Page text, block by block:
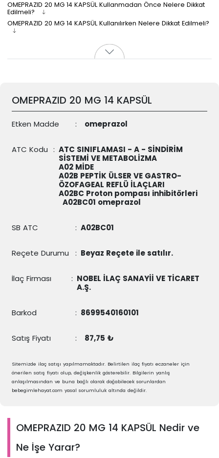
OMEPRAZID 20 MG 14 KAPSÜL Kullanmadan Önce Nelere Dikkat
Edilmeli?
OMEPRAZID 20 MG 14 KAPSÜL Kullanılırken Nelere Dikkat Edilmeli?
OMEPRAZID 20 MG 14 KAPSÜL
Etken Madde : omeprazol
ATC Kodu : ATC SINIFLAMASI - A - SİNDİRİM
SİSTEMİ VE METABOLİZMA
A02 MİDE
A02B PEPTİK ÜLSER VE GASTRO-
ÖZOFAGEAL REFLÜ İLAÇLARI
A02BC Proton pompası inhibitörleri
A02BC01 omeprazol
SB ATC : A02BC01
Reçete Durumu : Beyaz Reçete ile satılır.
İlaç Firması : NOBEL İLAÇ SANAYİİ VE TİCARET
A.Ş.
Barkod : 8699540160101
Satış Fiyatı : 87,75 ₺
Sitemizde ilaç satışı yapılmamaktadır. Belirtilen ilaç fiyatı eczaneler için
önerilen satış fiyatı olup, değişkenlik gösterebilir. Bilgilerin yanlış
anlaşılmasından ve buna bağlı olarak doğabilecek sorunlardan
bebegimlehayat.com yasal sorumluluk altında değildir.
OMEPRAZID 20 MG 14 KAPSÜL Nedir ve
Ne İşe Yarar?